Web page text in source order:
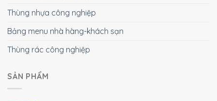
Thùng nhựa công nghiệp
Bảng menu nhà hàng-khách sạn
Thùng rác công nghiệp
SẢN PHẨM